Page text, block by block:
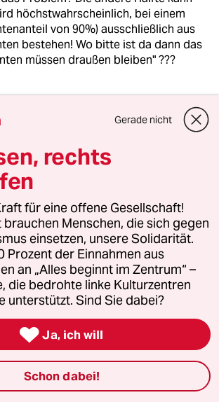
höchstwahrscheinlich, bei einem
von 90%) ausschließlich aus
bestehen! Wo bitte ist da dann das
müssen draußen bleiben" ???
ist Unsinn, in die Klasse
natürlich auch Migrantenkinder.
müssen die Deutsch sprechen
Was ja auch eigentlich vollkommen
ist.
erstaunlich das man mittlerweile zur
wenn man die Sprache der
Bevölkerung spricht.
17:07 Uhr
dass sie noch Menschen sagen. Ja,
dem Kontakt ist da schon so ein
Gerade nicht
rechts
für eine offene Gesellschaft!
Menschen, die sich gegen
einsetzen, unsere Solidarität.
Prozent der Einnahmen aus
an „Alles beginnt im Zentrum“ –
die bedrohte linke Kulturzentren
unterstützt. Sind Sie dabei?
 Ja, ich will
Schon dabei!